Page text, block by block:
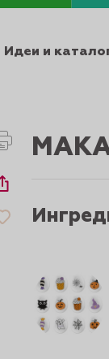
Идеи и